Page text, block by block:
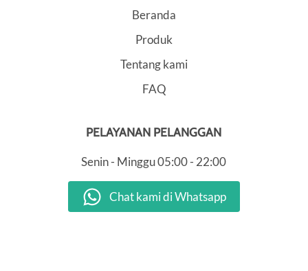
Beranda
Produk
Tentang kami
FAQ
PELAYANAN PELANGGAN
Senin - Minggu05:00 - 22:00
Chat kami di Whatsapp